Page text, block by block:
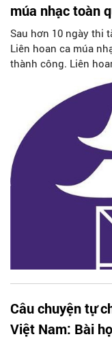
múa nhạc toàn
Sau hơn 10 ngày thi
Liên hoan ca múa
thành công. Liên
giao Cục Nghệ
Nhạc sĩ Việt Nam,
liên quan tổ chức.
Câu chuyện tự
Việt Nam: Bài